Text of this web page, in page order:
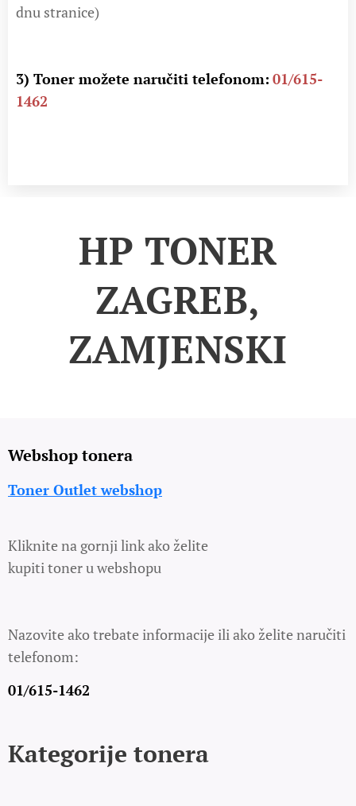
dnu stranice)
3) Toner možete naručiti telefonom: 01/615-
1462
HP TONER
ZAGREB,
ZAMJENSKI
Webshop tonera
Toner Outlet webshop
Kliknite na gornji link ako želite
kupiti toner u webshopu
Nazovite ako trebate informacije ili ako želite naručiti
telefonom:
01/615-1462
Kategorije tonera